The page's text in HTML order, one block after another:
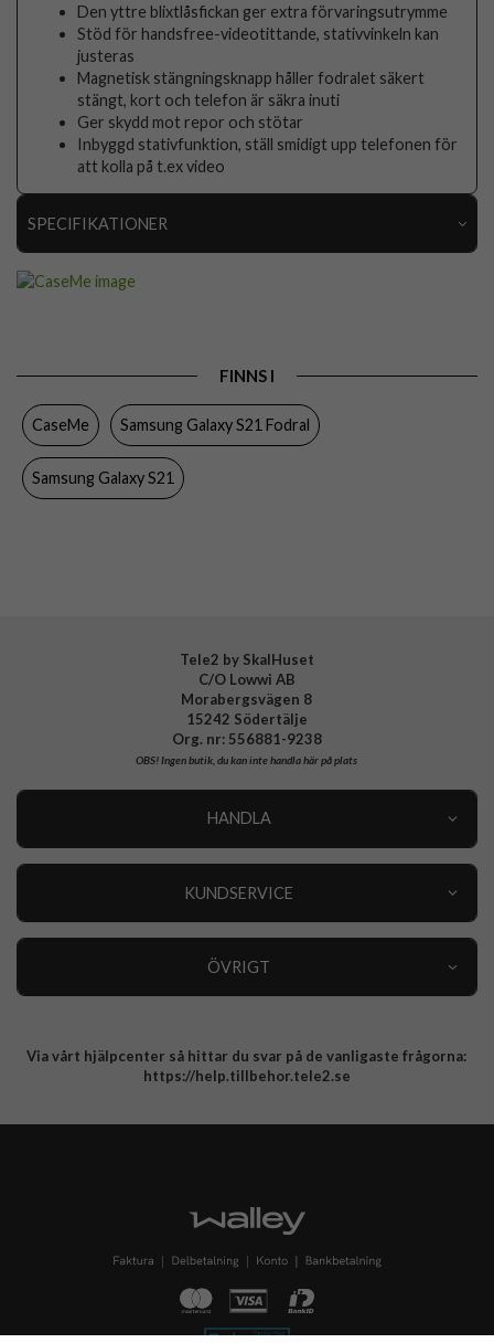
Den yttre blixtlåsfickan ger extra förvaringsutrymme
Stöd för handsfree-videotittande, stativvinkeln kan
justeras
Magnetisk stängningsknapp håller fodralet säkert
stängt, kort och telefon är säkra inuti
Ger skydd mot repor och stötar
Inbyggd stativfunktion, ställ smidigt upp telefonen för
att kolla på t.ex video
SPECIFIKATIONER
Färg
Varumärke
FINNS I
CaseMe Samsung Galaxy S21 Fodral
Samsung Galaxy S21
Tele2 by SkalHuset
C/O Lowwi AB
Morabergsvägen 8
15242 Södertälje
Org. nr: 556881-9238
OBS!Ingen butik, du kan inte handla här på plats
HANDLA
KUNDSERVICE
ÖVRIGT
Integritetspolicy
Via vårt hjälpcenter så hittar du svar på de vanligaste frågorna:
https://help.tillbehor.tele2.se